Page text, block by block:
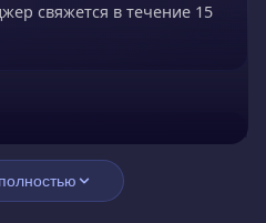
свяжется в течение 15
Оплатите сразу со